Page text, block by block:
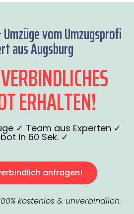
vom Umzugsprofi
aus Augsburg
ERHALTEN!
✓ Team aus Experten ✓
in 60 Sek. ✓
anfragen!
kostenlos & unverbindlich.